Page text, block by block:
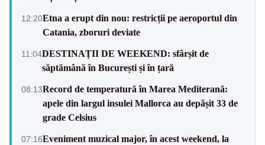
12:20Etna a erupt din nou: restricții pe aeroportul din
Catania, zboruri deviate
11:04DESTINAȚII DE WEEKEND: sfârșit de
săptămână în București și în țară
08:13Record de temperatură în Marea Mediterană:
apele din largul insulei Mallorca au depășit 33 de
grade Celsius
07:16Eveniment muzical major, în acest weekend, la